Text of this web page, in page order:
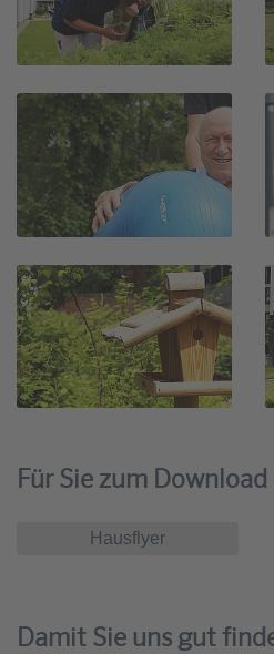
Für Sie zum Download
Hausflyer
Damit Sie uns gut